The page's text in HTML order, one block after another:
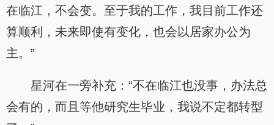
在临江，不会变。至于我的工作，我目前工作还
算顺利，未来即使有变化，也会以居家办公为
主。”
星河在一旁补充：“不在临江也没事，办法总
会有的，而且等他研究生毕业，我说不定都转型